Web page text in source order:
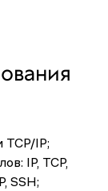
TCP/IP;
IP, TCP,
SSH;